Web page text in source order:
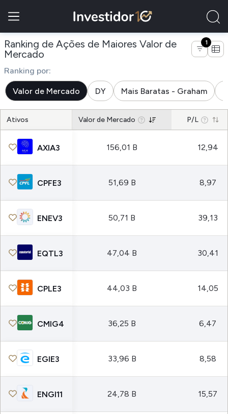
Ranking de Ações de Maiores Valor de
Mercado de empresas do subsetor energia elétrica
1
Ranking por:
Valor de Mercado DY Mais Baratas - Graham
Ativos Valor de Mercado P/L
AXIA3 156,01 B 12,94
CPFE3 51,69 B 8,97
ENEV3 50,71 B 39,13
EQTL3 47,04 B 30,41
CPLE3 44,03 B 14,05
CMIG4 36,25 B 6,47
EGIE3 33,96 B 8,58
ENGI11 24,78 B 15,57